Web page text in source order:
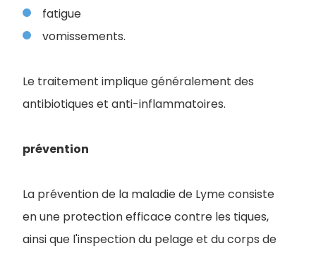
fatigue
vomissements.
Le traitement implique généralement des
antibiotiques et anti-inflammatoires.
prévention
La prévention de la maladie de Lyme consiste
en une protection efficace contre les tiques,
ainsi que l'inspection du pelage et du corps de